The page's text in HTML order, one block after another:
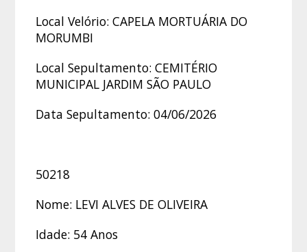
Local Velório: CAPELA MORTUÁRIA DO
MORUMBI
Local Sepultamento: CEMITÉRIO
MUNICIPAL JARDIM SÃO PAULO
Data Sepultamento: 04/06/2026
50218
Nome: LEVI ALVES DE OLIVEIRA
Idade: 54 Anos